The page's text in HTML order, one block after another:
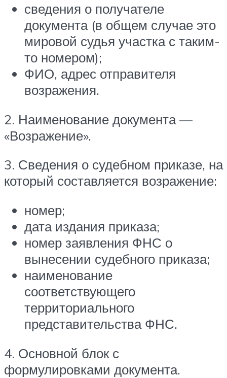
сведения о получателе
документа (в общем случае это
мировой судья участка с таким-
то номером);
ФИО, адрес отправителя
возражения.
2. Наименование документа —
«Возражение».
3. Сведения о судебном приказе, на
который составляется возражение:
номер;
дата издания приказа;
номер заявления ФНС о
вынесении судебного приказа;
наименование
соответствующего
территориального
представительства ФНС.
4. Основной блок с
формулировками документа.